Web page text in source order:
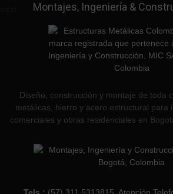
Montajes, Ingeniería &
Diseño, construcción y montaje de toda
metálicas, hierro y acero estructural para
comerciales y obras residenciales en